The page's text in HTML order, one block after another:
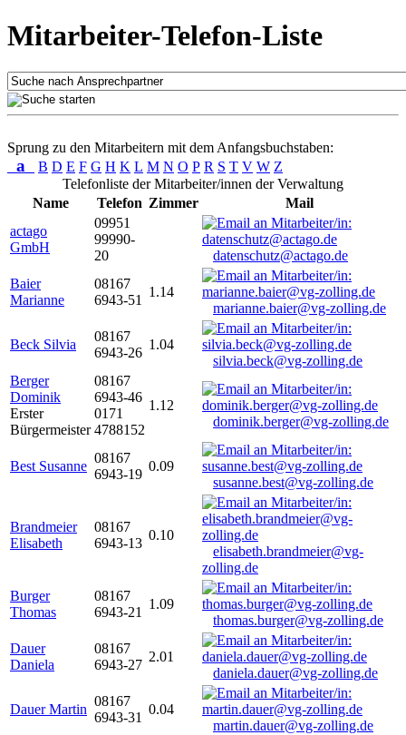
Mitarbeiter-Telefon-Liste
Sprung zu den Mitarbeitern mit dem Anfangsbuchstaben:
a B D E F G H K L M N O P R S T V W Z
Telefonliste der Mitarbeiter/innen der Verwaltung
Name
Telefon Zimmer
Mail
actago
GmbH
09951
99990-
20
datenschutz@actago.de
Baier
Marianne
08167
6943-51
1.14
marianne.baier@vg-zolling.de
Beck Silvia
08167
6943-26
1.04
silvia.beck@vg-zolling.de
Berger
Dominik
Erster
Bürgermeister
08167
6943-46
0171
4788152
1.12
dominik.berger@vg-zolling.de
Best Susanne
08167
6943-19
0.09
susanne.best@vg-zolling.de
Brandmeier
Elisabeth
08167
6943-13
0.10
elisabeth.brandmeier@vg-
zolling.de
Burger
Thomas
08167
6943-21
1.09
thomas.burger@vg-zolling.de
Dauer
Daniela
08167
6943-27
2.01
daniela.dauer@vg-zolling.de
Dauer Martin
08167
6943-31
0.04
martin.dauer@vg-zolling.de